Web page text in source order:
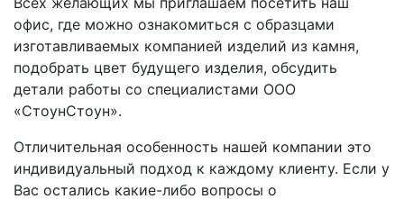
офис, где можно ознакомиться с образцами
изготавливаемых компанией изделий из камня,
подобрать цвет будущего изделия, обсудить
детали работы со специалистами ООО
«СтоунСтоун».
Отличительная особенность нашей компании это
индивидуальный подход к каждому клиенту. Если у
Вас остались какие-либо вопросы о